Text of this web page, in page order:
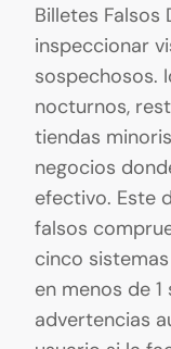
Billetes
inspeccionar
sospechosos.
nocturnos,
tiendas
negocios
efectivo. Este
falsos
cinco
en menos de
advertencias